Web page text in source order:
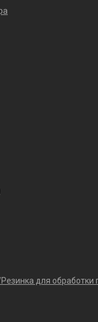
для обработки